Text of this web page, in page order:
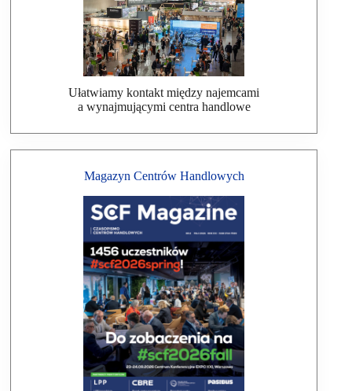
Ułatwiamy kontakt między najemcami
a wynajmującymi centra handlowe
Magazyn Centrów Handlowych